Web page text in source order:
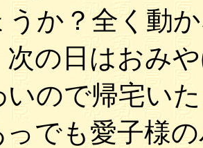
うか？全く動
の日はおみ
ので帰宅い
っでも愛子様